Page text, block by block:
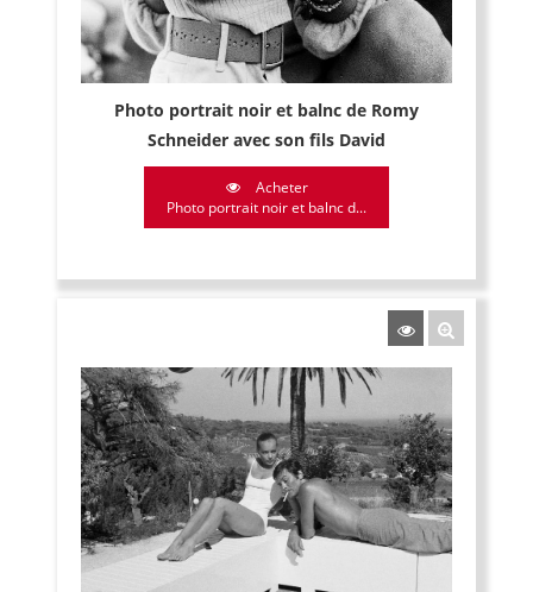
Photo portrait noir et balnc de Romy
Schneider avec son fils David
Acheter
Photo portrait noir et balnc d...